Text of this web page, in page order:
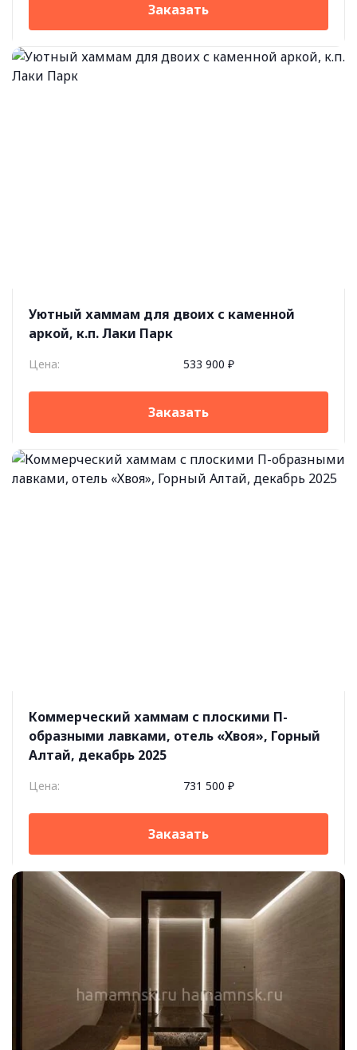
Заказать
Уютный хаммам для двоих с каменной
аркой, к.п. Лаки Парк
Цена: 533 900 ₽
Заказать
Коммерческий хаммам с плоскими П-
образными лавками, отель «Хвоя», Горный
Алтай, декабрь 2025
Цена: 731 500 ₽
Заказать